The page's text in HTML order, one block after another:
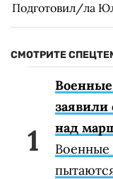
Подготовил/ла
СМОТРИТЕ
заявили
над
Военные